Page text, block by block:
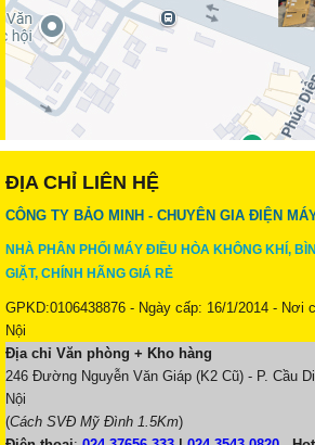
ĐỊA CHỈ LIÊN HỆ
CÔNG TY BẢO MINH - CHUYÊN GIA ĐIỆN
NHÀ PHÂN PHỐI MÁY ĐIỀU HÒA KHÔNG KHÍ,
GIẶT, CHÍNH HÃNG GIÁ RẺ
GPKD:0106438876 - Ngày cấp: 16/1/2014 - Nơi
Nội
Địa chỉ Văn phòng + Kho hàng
246 Đường Nguyễn Văn Giáp (K2 Cũ) - P. Cầu
Nội
(Cách SVĐ Mỹ Đình 1.5Km)